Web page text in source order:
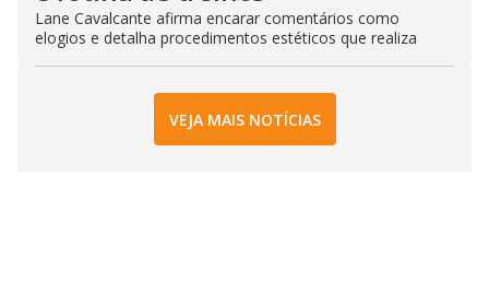
Lane Cavalcante afirma encarar comentários como
elogios e detalha procedimentos estéticos que realiza
VEJA MAIS NOTÍCIAS